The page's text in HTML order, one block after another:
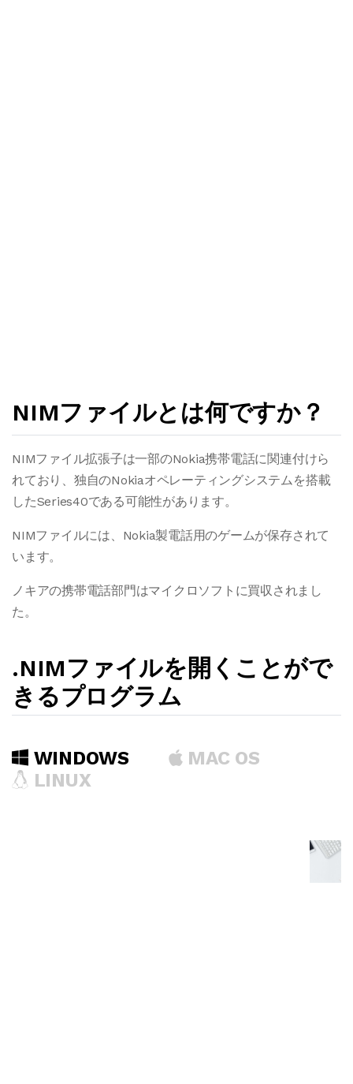
NIMファイルとは何ですか？
NIMファイル拡張子は一部のNokia携帯電話に関連付けら
れており、独自のNokiaオペレーティングシステムを搭載
したSeries40である可能性があります。
NIMファイルには、Nokia製電話用のゲームが保存されて
います。
ノキアの携帯電話部門はマイクロソフトに買収されまし
た。
.NIMファイルを開くことがで
きるプログラム
WINDOWS
MAC OS
LINUX